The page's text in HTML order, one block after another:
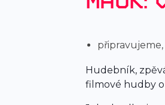
připravujeme,
Hudebník,
filmové hudby